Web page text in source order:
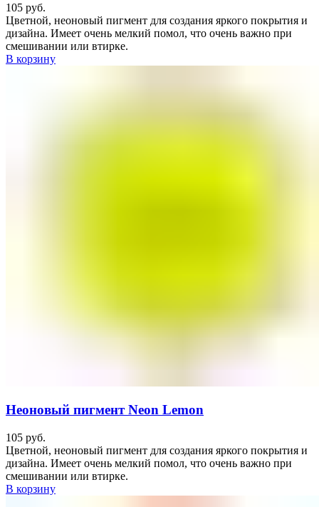
105 руб.
Цветной, неоновый пигмент для создания яркого покрытия и
дизайна. Имеет очень мелкий помол, что очень важно при
смешивании или втирке.
В корзину
Неоновый пигмент Neon Lemon
105 руб.
Цветной, неоновый пигмент для создания яркого покрытия и
дизайна. Имеет очень мелкий помол, что очень важно при
смешивании или втирке.
В корзину